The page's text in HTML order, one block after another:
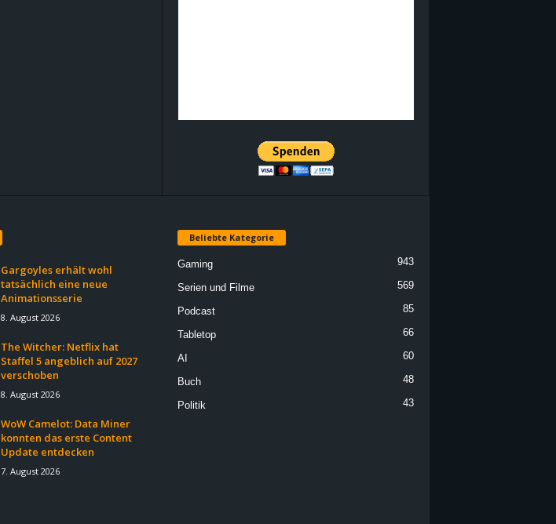
Gargoyles erhält wohl
tatsächlich eine neue
Animationsserie
8. August 2026
The Witcher: Netflix hat
Staffel 5 angeblich auf 2027
verschoben
8. August 2026
WoW Camelot: Data Miner
konnten das erste Content
Update entdecken
7. August 2026
Beliebte Kategorie
Gaming 943
Serien und Filme 569
Podcast 85
Tabletop 66
AI 60
Buch 48
Politik 43